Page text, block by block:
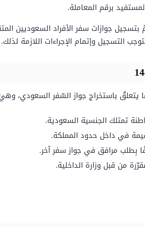
برقم المعاملة.
بتسجيل جوازات سفر الأفراد السعوديين
التسجيل وإتمام الإجراءات اللازمة لذلك.
يتعلقُ باستخراج جواز السّفر السعودي،
تمتلك الجنسية السعودية.
في داخل حدود المملكة.
بِطلب مرافق في جواز سفر آخر.
من قبل وزارة الداخلية.